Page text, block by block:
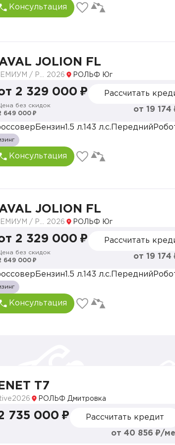
Консультация
JOLION FL
2026 РОЛЬФ Юг
2 329 000 ₽
Цена без скидок
649 000 ₽
Рассчитать
от 19
Бензин 1.5 л. 143 л.с. Передний
Консультация
JOLION FL
2026 РОЛЬФ Юг
2 329 000 ₽
Цена без скидок
649 000 ₽
Рассчитать
от 19
Бензин 1.5 л. 143 л.с. Передний
Консультация
T7
2026 РОЛЬФ Дмитровка
735 000 ₽ Рассчитать кредит
от 40 856 ₽/